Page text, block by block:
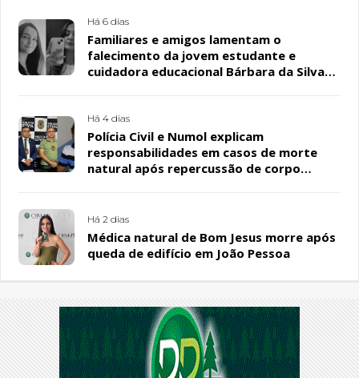
Há 6 dias
Familiares e amigos lamentam o
falecimento da jovem estudante e
cuidadora educacional Bárbara da Silva
Há 4 dias
Polícia Civil e Numol explicam
responsabilidades em casos de morte
natural após repercussão de corpo
Há 2 dias
Médica natural de Bom Jesus morre após
queda de edifício em João Pessoa